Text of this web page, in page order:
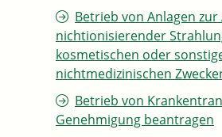
Betrieb von Anlagen
nichtionisierender
kosmetischen oder
nichtmedizinischen
Betrieb von
Genehmigung beantragen